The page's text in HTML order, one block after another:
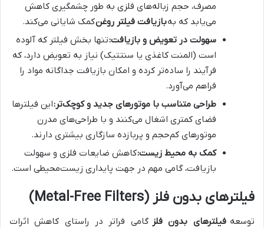
مصرف، حجم زباله‌های فلزی به طور چشمگیری کاهش
می‌یابد که بهبازیافت فیلتر روغنکمک شایانی می‌کند.
سهولت در تعویض و بازیافت:تنها بخش فیلتر که آلوده
است (المنت کاغذی یا سنتتیک) نیاز به تعویض دارد، که
فرآیند را ساده‌تر کرده و امکان بازیافت جداگانه مواد را
فراهم می‌آورد.
طراحی متناسب با موتورهای جدید و کوچک‌تر:این فیلترها
فضای کمتری اشغال می‌کنند و با طراحی‌های مدرن
موتورهای کم‌حجم و پربازده سازگاری بیشتری دارند.
کمک به محیط زیست:کاهش ضایعات فلزی و سهولت
بازیافت، گامی مهم در جهت پایداری زیست‌محیطی است.
فیلترهای بدون فلز (Metal-Free Filters)
توسعه فیلترهای بدون فلز گامی فراتر در راستای کاهش اثرات